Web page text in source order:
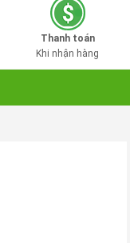
Thanh toán
Khi nhận hàng